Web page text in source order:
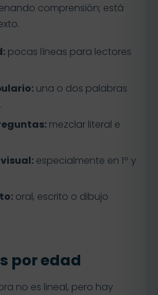
comprensión; está
pocas líneas para lectores
una o dos palabras
mezclar literal e
especialmente en 1º y
oral, escrito o dibujo
por edad
no es lineal, pero hay